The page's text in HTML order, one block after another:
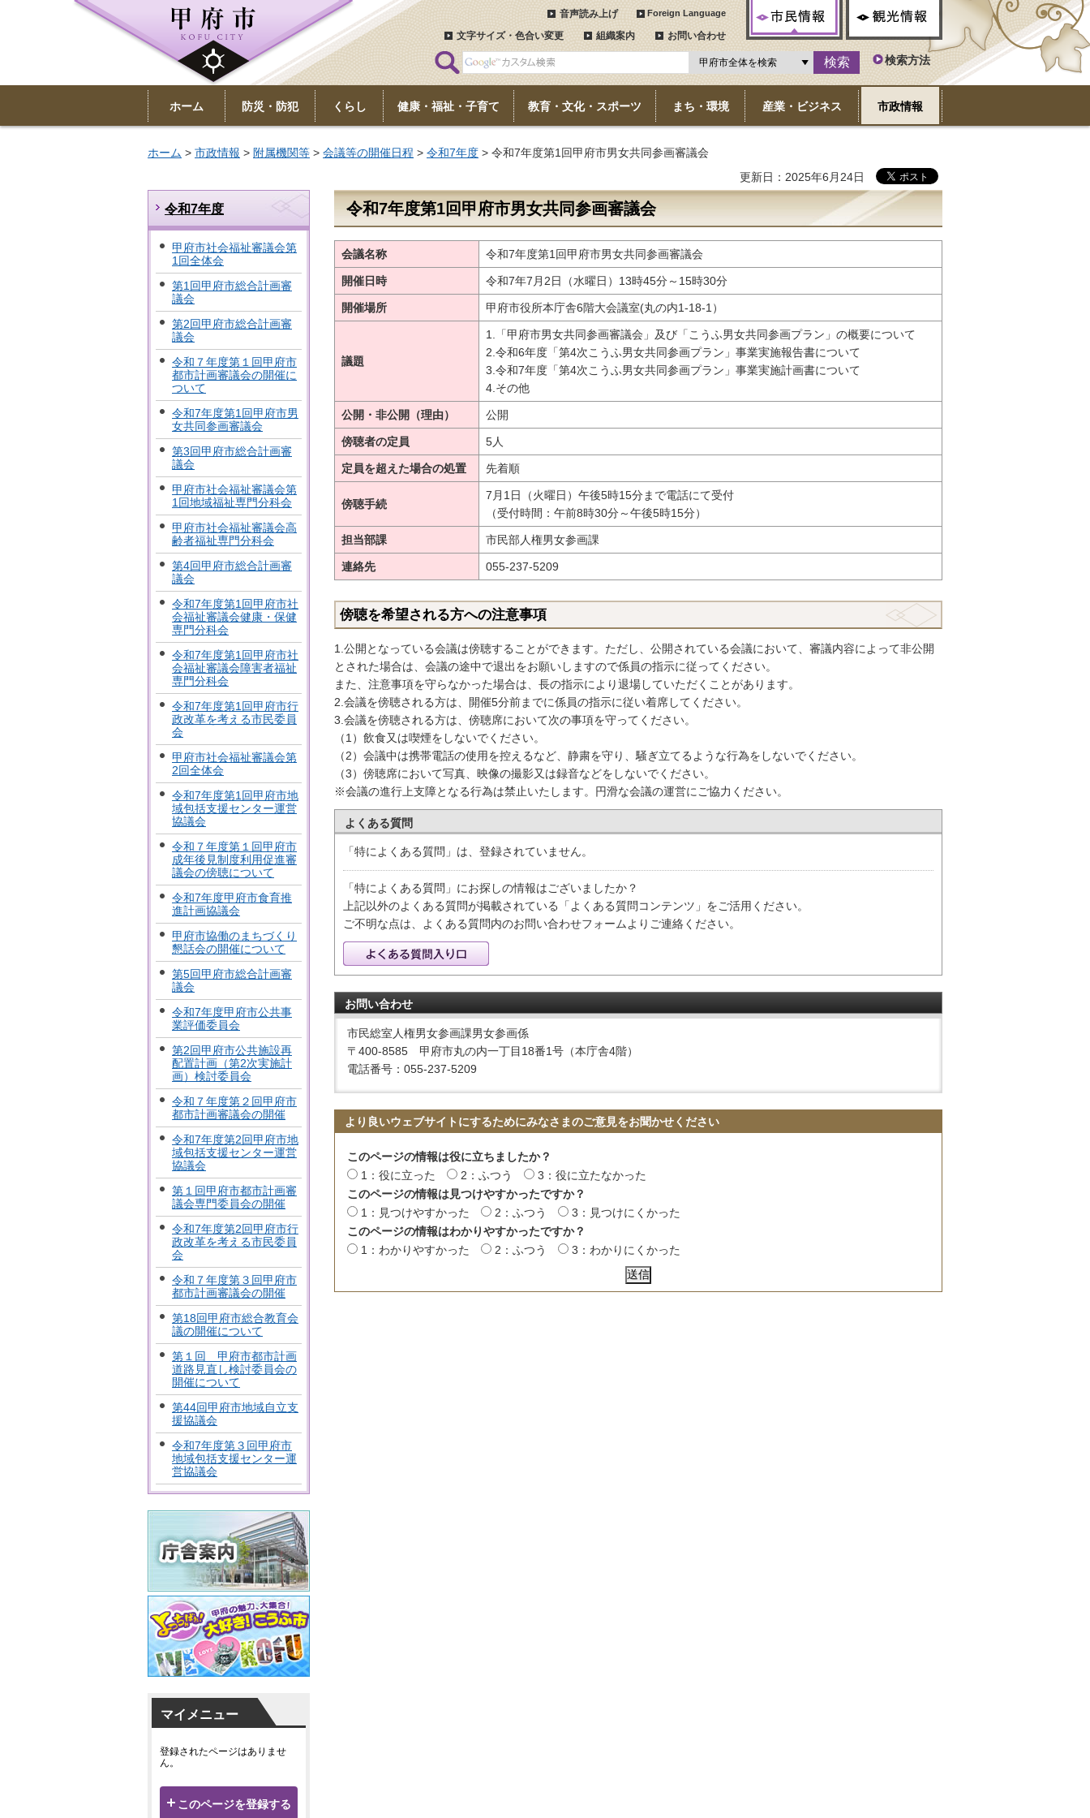
音声読み上げ Foreign Language
文字サイズ・色合い変更 組織案内 お問い合わせ
検索方法
ホーム 防災・防犯 くらし 健康・福祉・子育て 教育・文化・スポーツ まち・環境 産業・ビジネス 市政情報
ホーム > 市政情報 > 附属機関等 > 会議等の開催日程 > 令和7年度 > 令和7年度第1回甲府市男女共同参画審議会
更新日：2025年6月24日
令和7年度
甲府市社会福祉審議会第
1回全体会
第1回甲府市総合計画審
議会
第2回甲府市総合計画審
議会
令和７年度第１回甲府市
都市計画審議会の開催に
ついて
令和7年度第1回甲府市男
女共同参画審議会
第3回甲府市総合計画審
議会
甲府市社会福祉審議会第
1回地域福祉専門分科会
甲府市社会福祉審議会高
齢者福祉専門分科会
第4回甲府市総合計画審
議会
令和7年度第1回甲府市社
会福祉審議会健康・保健
専門分科会
令和7年度第1回甲府市社
会福祉審議会障害者福祉
専門分科会
令和7年度第1回甲府市行
政改革を考える市民委員
会
甲府市社会福祉審議会第
2回全体会
令和7年度第1回甲府市地
域包括支援センター運営
協議会
令和７年度第１回甲府市
成年後見制度利用促進審
議会の傍聴について
令和7年度甲府市食育推
進計画協議会
甲府市協働のまちづくり
懇話会の開催について
第5回甲府市総合計画審
議会
令和7年度甲府市公共事
業評価委員会
第2回甲府市公共施設再
配置計画（第2次実施計
画）検討委員会
令和７年度第２回甲府市
都市計画審議会の開催
令和7年度第2回甲府市地
域包括支援センター運営
協議会
第１回甲府市都市計画審
議会専門委員会の開催
令和7年度第2回甲府市行
政改革を考える市民委員
会
令和７年度第３回甲府市
都市計画審議会の開催
第18回甲府市総合教育会
議の開催について
第１回 甲府市都市計画
道路見直し検討委員会の
開催について
第44回甲府市地域自立支
援協議会
令和7年度第３回甲府市
地域包括支援センター運
営協議会
マイメニュー
登録されたページはありませ
ん。
このページを登録する
令和7年度第1回甲府市男女共同参画審議会
会議名称 令和7年度第1回甲府市男女共同参画審議会
開催日時 令和7年7月2日（水曜日）13時45分～15時30分
開催場所 甲府市役所本庁舎6階大会議室(丸の内1-18-1）
議題
1.「甲府市男女共同参画審議会」及び「こうふ男女共同参画プラン」の概要について
2.令和6年度「第4次こうふ男女共同参画プラン」事業実施報告書について
3.令和7年度「第4次こうふ男女共同参画プラン」事業実施計画書について
4.その他
公開・非公開（理由） 公開
傍聴者の定員 5人
定員を超えた場合の処置 先着順
傍聴手続
7月1日（火曜日）午後5時15分まで電話にて受付
（受付時間：午前8時30分～午後5時15分）
担当部課 市民部人権男女参画課
連絡先 055-237-5209
傍聴を希望される方への注意事項
1.公開となっている会議は傍聴することができます。ただし、公開されている会議において、審議内容によって非公開
とされた場合は、会議の途中で退出をお願いしますので係員の指示に従ってください。
また、注意事項を守らなかった場合は、長の指示により退場していただくことがあります。
2.会議を傍聴される方は、開催5分前までに係員の指示に従い着席してください。
3.会議を傍聴される方は、傍聴席において次の事項を守ってください。
（1）飲食又は喫煙をしないでください。
（2）会議中は携帯電話の使用を控えるなど、静粛を守り、騒ぎ立てるような行為をしないでください。
（3）傍聴席において写真、映像の撮影又は録音などをしないでください。
※会議の進行上支障となる行為は禁止いたします。円滑な会議の運営にご協力ください。
よくある質問
「特によくある質問」は、登録されていません。
「特によくある質問」にお探しの情報はございましたか？
上記以外のよくある質問が掲載されている「よくある質問コンテンツ」をご活用ください。
ご不明な点は、よくある質問内のお問い合わせフォームよりご連絡ください。
お問い合わせ
市民総室人権男女参画課男女参画係
〒400-8585 甲府市丸の内一丁目18番1号（本庁舎4階）
電話番号：055-237-5209
より良いウェブサイトにするためにみなさまのご意見をお聞かせください
このページの情報は役に立ちましたか？
1：役に立った
2：ふつう
3：役に立たなかった
このページの情報は見つけやすかったですか？
1：見つけやすかった
2：ふつう
3：見つけにくかった
このページの情報はわかりやすかったですか？
1：わかりやすかった
2：ふつう 3：わかりにくかった